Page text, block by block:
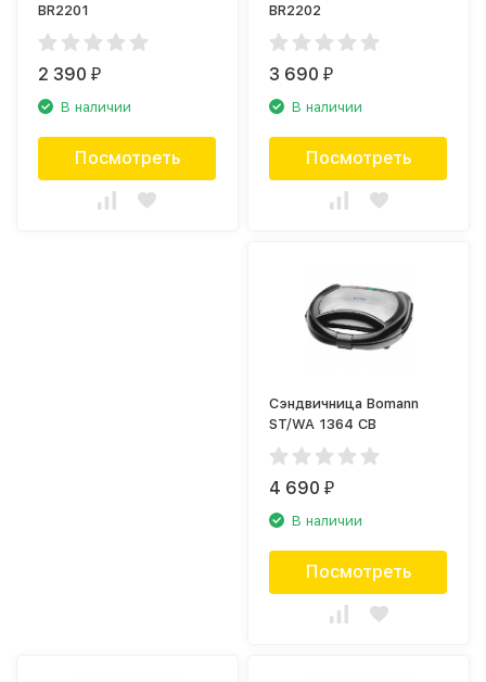
BR2201
2 390₽
В наличии
Посмотреть
BR2202
3 690₽
В наличии
Посмотреть
Сэндвичница Bomann
ST/WA 1364 CB
4 690₽
В наличии
Посмотреть